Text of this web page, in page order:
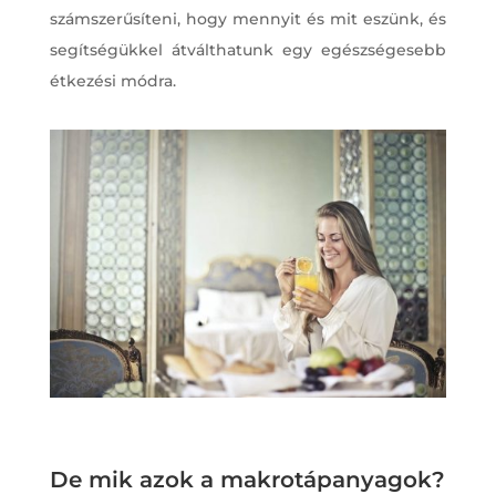
számszerűsíteni, hogy mennyit és mit eszünk, és
segítségükkel átválthatunk egy egészségesebb
étkezési módra.
De mik azok a makrotápanyagok?